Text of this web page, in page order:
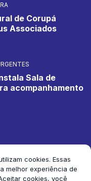
cookies. Essas
melhor experiência de
cookies, você
de Corupá
Associados
Sala de
acompanhamento
reservados.